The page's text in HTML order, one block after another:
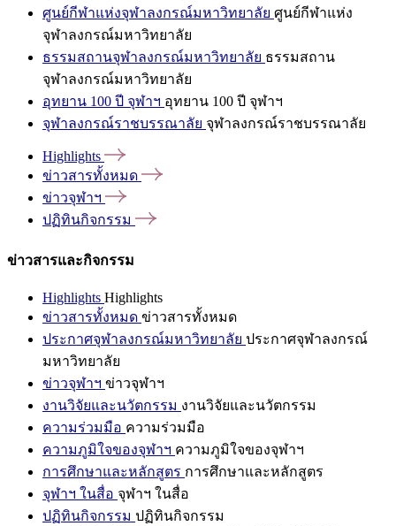
ศูนย์กีฬาแห่งจุฬาลงกรณ์มหาวิทยาลัย ศูนย์กีฬาแห่ง
จุฬาลงกรณ์มหาวิทยาลัย
ธรรมสถานจุฬาลงกรณ์มหาวิทยาลัย ธรรมสถาน
จุฬาลงกรณ์มหาวิทยาลัย
อุทยาน 100 ปี จุฬาฯ อุทยาน 100 ปี จุฬาฯ
จุฬาลงกรณ์ราชบรรณาลัย จุฬาลงกรณ์ราชบรรณาลัย
Highlights
ข่าวสารทั้งหมด
ข่าวจุฬาฯ
ปฏิทินกิจกรรม
ข่าวสารและกิจกรรม
Highlights Highlights
ข่าวสารทั้งหมด ข่าวสารทั้งหมด
ประกาศจุฬาลงกรณ์มหาวิทยาลัย ประกาศจุฬาลงกรณ์
มหาวิทยาลัย
ข่าวจุฬาฯ ข่าวจุฬาฯ
งานวิจัยและนวัตกรรม งานวิจัยและนวัตกรรม
ความร่วมมือ ความร่วมมือ
ความภูมิใจของจุฬาฯ ความภูมิใจของจุฬาฯ
การศึกษาและหลักสูตร การศึกษาและหลักสูตร
จุฬาฯ ในสื่อ จุฬาฯ ในสื่อ
ปฏิทินกิจกรรม ปฏิทินกิจกรรม